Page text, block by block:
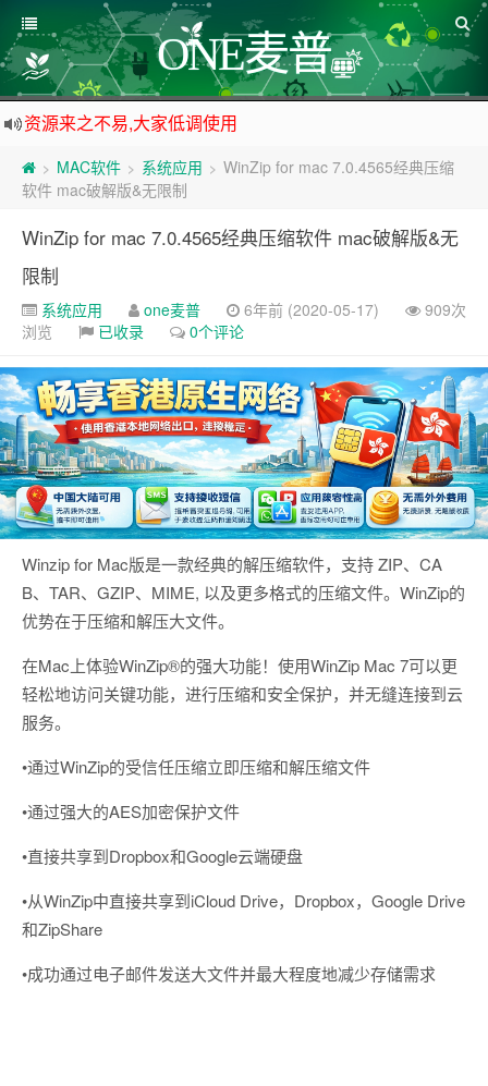
ONE麦普
资源来之不易,大家低调使用
如下载链接被封,请在网站留言给我们
> MAC软件 > 系统应用 > WinZip for mac 7.0.4565经典压缩
软件 mac破解版&无限制
WinZip for mac 7.0.4565经典压缩软件 mac破解版&无
限制
系统应用 one麦普 6年前 (2020-05-17)
909次
浏览
已收录 0个评论
Winzip for Mac版是一款经典的解压缩软件，支持 ZIP、CA
B、TAR、GZIP、MIME, 以及更多格式的压缩文件。WinZip的
优势在于压缩和解压大文件。
在Mac上体验WinZip®的强大功能！使用WinZip Mac 7可以更
轻松地访问关键功能，进行压缩和安全保护，并无缝连接到云
服务。
•通过WinZip的受信任压缩立即压缩和解压缩文件
•通过强大的AES加密保护文件
•直接共享到Dropbox和Google云端硬盘
•从WinZip中直接共享到iCloud Drive，Dropbox，Google Drive
和ZipShare
•成功通过电子邮件发送大文件并最大程度地减少存储需求